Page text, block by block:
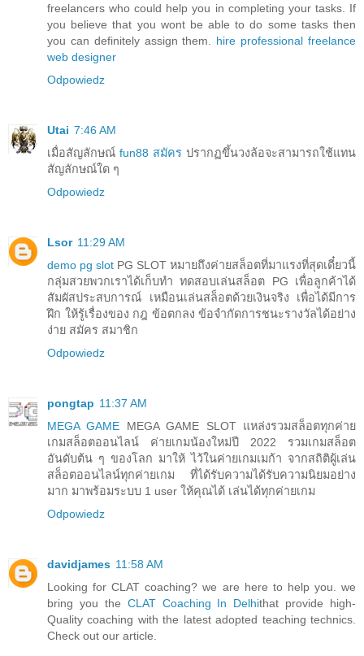
freelancers who could help you in completing your tasks. If
you believe that you wont be able to do some tasks then
you can definitely assign them. hire professional freelance
web designer
Odpowiedz
Utai 7:46 AM
เมื่อสัญลักษณ์ fun88 สมัคร ปรากฏขึ้นวงล้อจะสามารถใช้แทน
สัญลักษณ์ใด ๆ
Odpowiedz
Lsor 11:29 AM
demo pg slot PG SLOT หมายถึงค่ายสล็อตที่มาแรงที่สุดเดี๋ยวนี้
กลุ่มสวยพวกเราได้เก็บทำ ทดสอบเล่นสล็อต PG เพื่อลูกค้าได้
สัมผัสประสบการณ์ เหมือนเล่นสล็อตด้วยเงินจริง เพื่อได้มีการ
ฝึก ให้รู้เรื่องของ กฎ ข้อตกลง ข้อจำกัดการชนะรางวัลได้อย่าง
ง่าย สมัคร สมาชิก
Odpowiedz
pongtap 11:37 AM
MEGA GAME MEGA GAME SLOT แหล่งรวมสล็อตทุกค่าย
เกมสล็อตออนไลน์ ค่ายเกมน้องใหม่ปี 2022 รวมเกมสล็อต
อันดับต้น ๆ ของโลก มาให้ ไว้ในค่ายเกมเมก้า จากสถิติผู้เล่น
สล็อตออนไลน์ทุกค่ายเกม ที่ได้รับความได้รับความนิยมอย่าง
มาก มาพร้อมระบบ 1 user ให้คุณได้ เล่นได้ทุกค่ายเกม
Odpowiedz
davidjames 11:58 AM
Looking for CLAT coaching? we are here to help you. we
bring you the CLAT Coaching In Delhithat provide high-
Quality coaching with the latest adopted teaching technics.
Check out our article.